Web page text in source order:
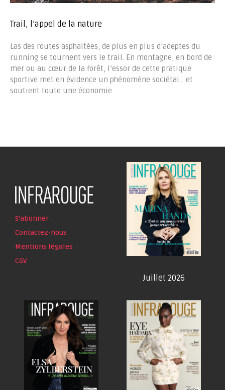
Trail, l’appel de la nature
Las des routes asphaltées, de plus en plus d’adeptes du
running se tournent vers le trail. En montagne, en bord de
mer ou au cœur de la forêt, l’essor de cette pratique
sportive met en évidence un phénomène sociétal… et
soutient toute une économie.
S'abonner
Contactez-nous
Mentions légales
CGV
Juillet 2026